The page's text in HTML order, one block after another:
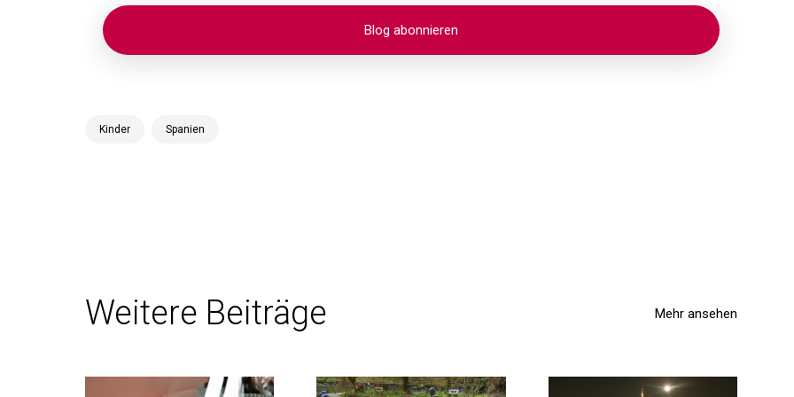
Kinder Spanien
Weitere Beiträge Mehr ansehen